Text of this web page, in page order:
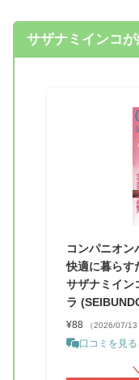
サザナミインコ
コンパニオ
快適に暮らす
サザナミイン
ラ
¥88 （2026/07/
口コミを見る